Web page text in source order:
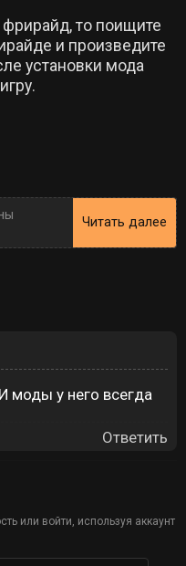
фрирайд, то поищите
и произведите
установки мода
Читать далее
моды у него всегда
Ответить
или войти, используя аккаунт